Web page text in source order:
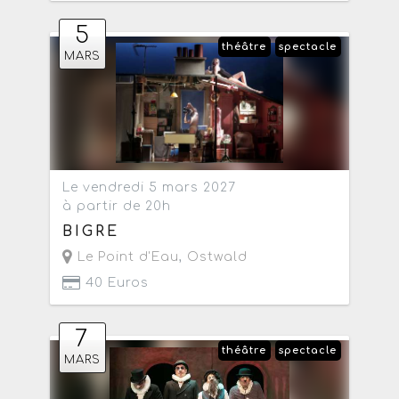
5
MARS
spectacle
théâtre
Le vendredi 5 mars 2027
à partir de 20h
BIGRE
Le Point d'Eau, Ostwald
40 Euros
7
MARS
spectacle
théâtre